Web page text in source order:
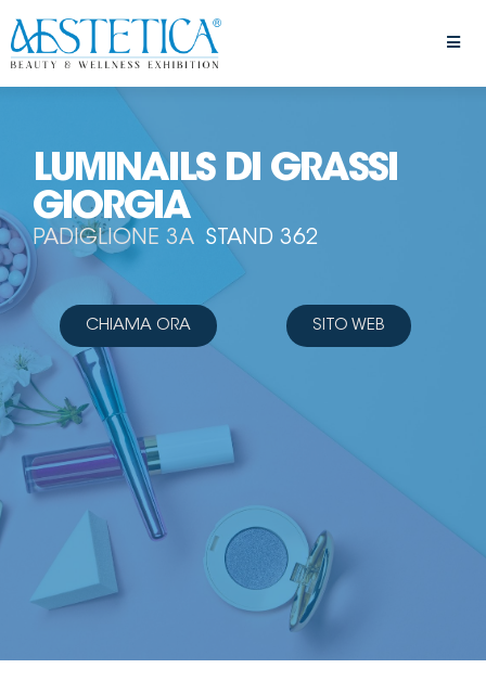
LUMINAILS DI GRASSI
GIORGIA
PADIGLIONE 3A STAND 362
CHIAMA ORA SITO WEB